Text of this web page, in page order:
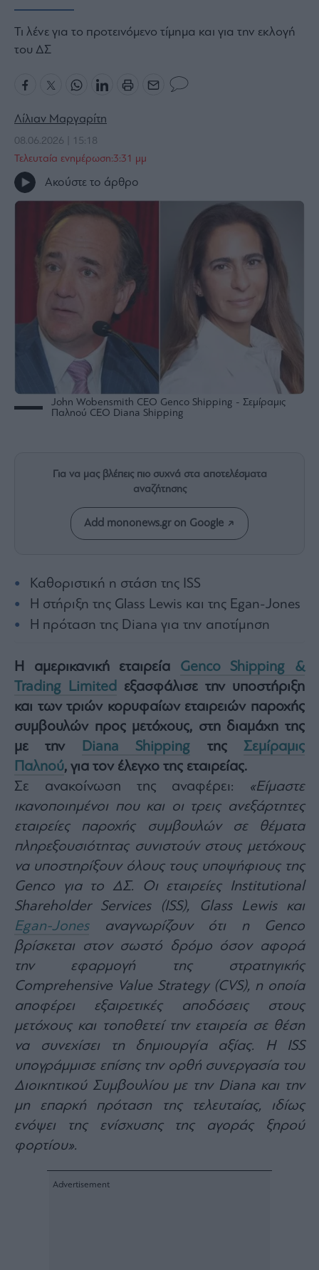
Bloomberg
Financial
Times
The
301
My
Story
Winners
Losers
Rumors
Today
Mononews2030
Άρθρα
Συνεντεύξεις
Life
Style
Υγεία
&
Design
Fashion
&
Art
Watches
Yachts
Table
Two
Μετοχές
Αγορές
Trader's
book
Buy-
Hold-
Sell
The
Value
Investor
Crypto
Χρηματιστηριακές
Ανακοινώσεις
Creative
Content
Content
Τι λένε για το προτεινόμενο τίμημα και για την εκλογή
του ΔΣ
Λίλιαν Μαργαρίτη
08.06.2026 | 15:18
Τελευταία ενημέρωση:3:31 μμ
Ακούστε το άρθρο
John Wobensmith CEO Genco Shipping - Σεμίραμις
Παληού CEO Diana Shipping
Για να μας βλέπεις πιο συχνά στα αποτελέσματα
αναζήτησης
Add mononews.gr on Google
Καθοριστική η στάση της ISS
Η στήριξη της Glass Lewis και της Egan-Jones
Η πρόταση της Diana για την αποτίμηση
Η αμερικανική εταιρεία Genco Shipping &
Trading Limited εξασφάλισε την υποστήριξη
και των τριών κορυφαίων εταιρειών παροχής
συμβουλών προς μετόχους, στη διαμάχη της
με την
Diana Shipping τηςΣεμίραμις
Παληού, για τον έλεγχο της εταιρείας.
Σε ανακοίνωση της αναφέρει: «Είμαστε
ικανοποιημένοι που και οι τρεις ανεξάρτητες
εταιρείες παροχής συμβουλών σε θέματα
πληρεξουσιότητας συνιστούν στους μετόχους
να υποστηρίξουν όλους τους υποψήφιους της
Genco για το ΔΣ. Οι εταιρείες Institutional
Shareholder Services (ISS), Glass Lewis και
Egan-Jonesαναγνωρίζουν ότι η Genco
βρίσκεται στον σωστό δρόμο όσον αφορά
την εφαρμογή της στρατηγικής
Comprehensive Value Strategy (CVS), η οποία
αποφέρει εξαιρετικές αποδόσεις στους
μετόχους και τοποθετεί την εταιρεία σε θέση
να συνεχίσει τη δημιουργία αξίας. Η ISS
υπογράμμισε επίσης την ορθή συνεργασία του
Διοικητικού Συμβουλίου με την Diana και την
μη επαρκή πρόταση της τελευταίας, ιδίως
ενόψει της ενίσχυσης της αγοράς ξηρού
φορτίου».